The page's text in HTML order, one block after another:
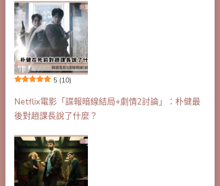
5 (10)
Netflix電影「諜報暗線結局+劇情2討論」：朴健最
後對趙課長說了什麼？